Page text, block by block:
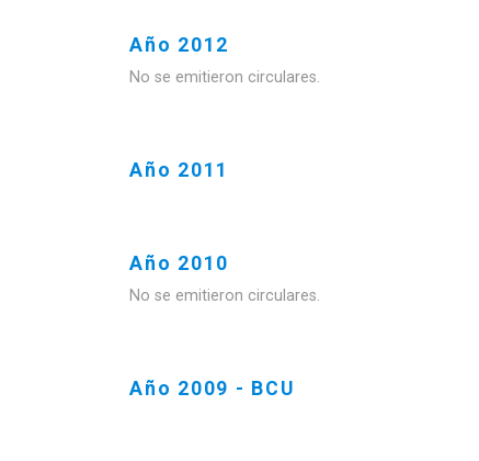
Año 2012
No se emitieron circulares.
Año 2011
Año 2010
No se emitieron circulares.
Año 2009 - BCU